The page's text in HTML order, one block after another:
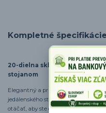
Kompletné špecifikácie
20-dielna sklenená súprava
stojanom
Elegantný a praktický doplnok
jedálenského stola. Stojan má
otáčať, aby ste dosiahli na potrebné